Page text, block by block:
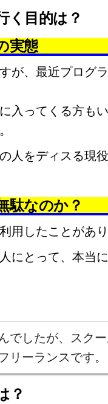
く目的は？
実態
が、最近プログ
入ってくる方もい
人をディスる現
駄なのか？
用したことがあり
にとって、本当
でしたが、スク
リーランスです。
？